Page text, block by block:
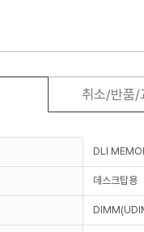
취소/반품/
DLI
데스크탑용